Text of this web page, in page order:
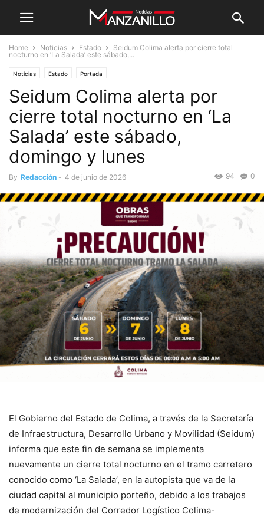
Home Noticias Estado
Seidum Colima alerta por cierre total
nocturno en ‘La Salada’ este sábado,...
Noticias Estado Portada
Seidum Colima alerta por
cierre total nocturno en ‘La
Salada’ este sábado,
domingo y lunes
By Redacción - 4 de junio de 2026 0
94
El Gobierno del Estado de Colima, a través de la Secretaría
de Infraestructura, Desarrollo Urbano y Movilidad (Seidum)
informa que este fin de semana se implementa
nuevamente un cierre total nocturno en el tramo carretero
conocido como ‘La Salada’, en la autopista que va de la
ciudad capital al municipio porteño, debido a los trabajos
de modernización del Corredor Logístico Colima-